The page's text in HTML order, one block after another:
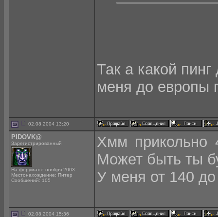
Так а какой
меня до европы
02.08.2004 13:20
PIDOVK@
Зарегистрированный
На форумах с ноября 2003
Местонахождение: Питер
Сообщений: 105
Хмм прикольно
Может быть ты
У меня от 140
02.08.2004 15:36